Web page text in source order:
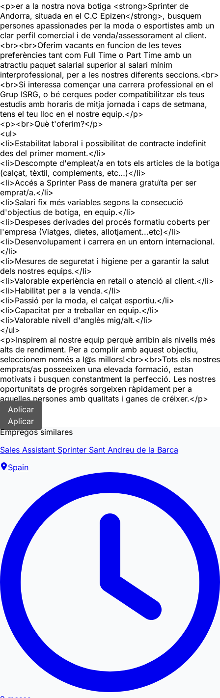
<p>er a la nostra nova botiga <strong>Sprinter de
Andorra, situada en el C.C Epizen</strong>, busquem
persones apassionades per la moda o esportistes amb un
clar perfil comercial i de venda/assessorament al client.
<br><br>Oferim vacants en funcion de les teves
preferències tant com Full Time o Part Time amb un
atractiu paquet salarial superior al salari mínim
interprofessional, per a les nostres diferents seccions.<br>
<br>Si interessa començar una carrera professional en el
Grup ISRG, o bé cerques poder compatibilitzar els teus
estudis amb horaris de mitja jornada i caps de setmana,
tens el teu lloc en el nostre equip.</p>
<p><br>Què t'oferim?</p>
<ul>
<li>Estabilitat laboral i possibilitat de contracte indefinit
des del primer moment.</li>
<li>Descompte d'empleat/a en tots els articles de la botiga
(calçat, tèxtil, complements, etc…)</li>
<li>Accés a Sprinter Pass de manera gratuïta per ser
emprat/a.</li>
<li>Salari fix més variables segons la consecució
d'objectius de botiga, en equip.</li>
<li>Despeses derivades del procés formatiu coberts per
l'empresa (Viatges, dietes, allotjament...etc)</li>
<li>Desenvolupament i carrera en un entorn internacional.
</li>
<li>Mesures de seguretat i higiene per a garantir la salut
dels nostres equips.</li>
<li>Valorable experiència en retail o atenció al client.</li>
<li>Habilitat per a la venda.</li>
<li>Passió per la moda, el calçat esportiu.</li>
<li>Capacitat per a treballar en equip.</li>
<li>Valorable nivell d'anglès mig/alt.</li>
</ul>
<p>Inspirem al nostre equip perquè arribin als nivells més
alts de rendiment. Per a complir amb aquest objectiu,
seleccionem només a l@s millors!<br><br>Tots els nostres
emprats/as posseeixen una elevada formació, estan
motivats i busquen constantment la perfecció. Les nostres
oportunitats de progrés sorgeixen ràpidament per a
aquelles persones amb qualitats i ganes de créixer.</p>
Aplicar
Aplicar
Empregos similares
Sales Assistant Sprinter Sant Andreu de la Barca
Spain